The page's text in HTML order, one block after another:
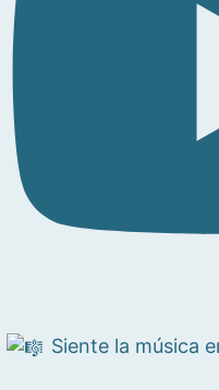
Siente la música